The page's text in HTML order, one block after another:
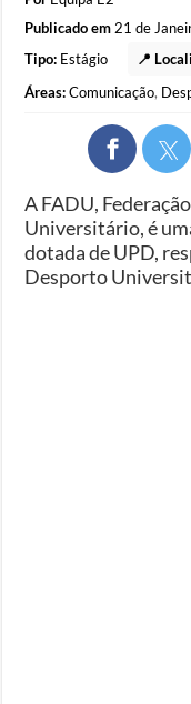
Publicado em 21 de
Tipo: Estágio 📍
Áreas: Comunicação,
A FADU,
Universitário, é
dotada de UPD,
Desporto